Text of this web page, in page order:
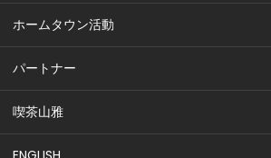
ホームタウン活動
パートナー
喫茶山雅